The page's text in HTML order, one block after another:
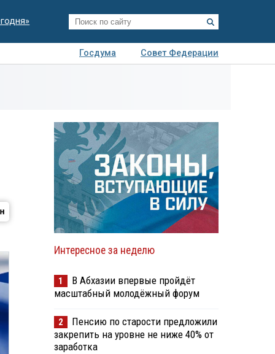
Госдума
Совет Федерации
Интересное за неделю
1
В Абхазии впервые пройдёт
масштабный молодёжный форум
2
Пенсию по старости предложили
закрепить на уровне не ниже 40% от
заработка